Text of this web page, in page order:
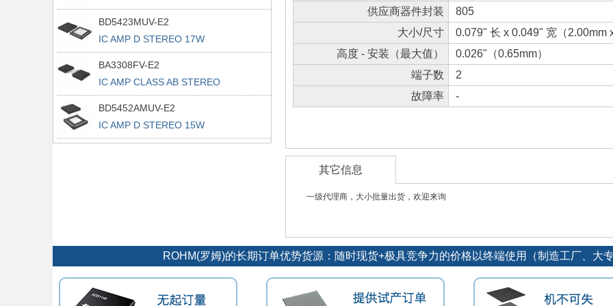
BD5423MUV-E2
IC AMP D STEREO 17W
VQFN048V7070
BA3308FV-E2
IC AMP CLASS AB STEREO
14SSOPB
BD5452AMUV-E2
IC AMP D STEREO 15W
VQFN032V5050
供应商器件封装
805
大小/尺寸
0.079" 长 x 0.049" 宽（2.00mm
高度 - 安装（最大值）
0.026"（0.65mm）
端子数
2
故障率
-
其它信息
一级代理商，大小批量出货，欢迎来询
ROHM(罗姆)的长期订单优势货源：随时现货+极具竞争力的价格以终端使用（制造工厂、大